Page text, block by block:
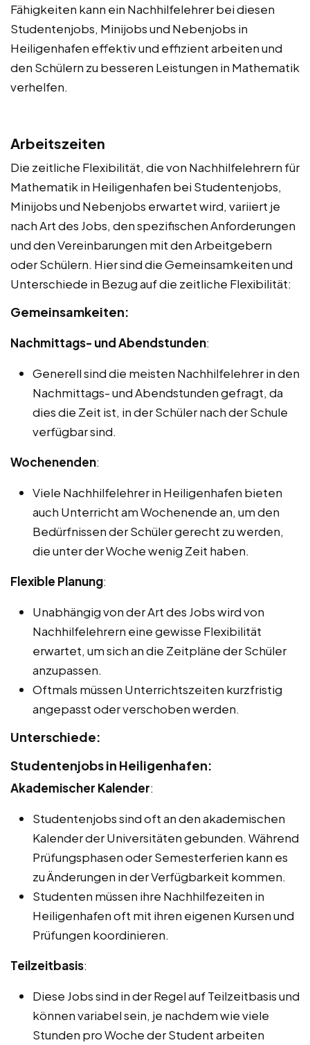
Fähigkeiten kann ein Nachhilfelehrer bei diesen
Studentenjobs, Minijobs und Nebenjobs in
Heiligenhafen effektiv und effizient arbeiten und
den Schülern zu besseren Leistungen in Mathematik
verhelfen.
Arbeitszeiten
Die zeitliche Flexibilität, die von Nachhilfelehrern für
Mathematik in Heiligenhafen bei Studentenjobs,
Minijobs und Nebenjobs erwartet wird, variiert je
nach Art des Jobs, den spezifischen Anforderungen
und den Vereinbarungen mit den Arbeitgebern
oder Schülern. Hier sind die Gemeinsamkeiten und
Unterschiede in Bezug auf die zeitliche Flexibilität:
Gemeinsamkeiten:
Nachmittags- und Abendstunden:
Generell sind die meisten Nachhilfelehrer in den
Nachmittags- und Abendstunden gefragt, da
dies die Zeit ist, in der Schüler nach der Schule
verfügbar sind.
Wochenenden:
Viele Nachhilfelehrer in Heiligenhafen bieten
auch Unterricht am Wochenende an, um den
Bedürfnissen der Schüler gerecht zu werden,
die unter der Woche wenig Zeit haben.
Flexible Planung:
Unabhängig von der Art des Jobs wird von
Nachhilfelehrern eine gewisse Flexibilität
erwartet, um sich an die Zeitpläne der Schüler
anzupassen.
Oftmals müssen Unterrichtszeiten kurzfristig
angepasst oder verschoben werden.
Unterschiede:
Studentenjobs in Heiligenhafen:
Akademischer Kalender:
Studentenjobs sind oft an den akademischen
Kalender der Universitäten gebunden. Während
Prüfungsphasen oder Semesterferien kann es
zu Änderungen in der Verfügbarkeit kommen.
Studenten müssen ihre Nachhilfezeiten in
Heiligenhafen oft mit ihren eigenen Kursen und
Prüfungen koordinieren.
Teilzeitbasis:
Diese Jobs sind in der Regel auf Teilzeitbasis und
können variabel sein, je nachdem wie viele
Stunden pro Woche der Student arbeiten